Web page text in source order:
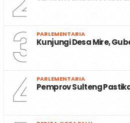
3 PARLEMENTARIA
Kunjungi Desa Mire,
4 PARLEMENTARIA
Pemprov Sulteng